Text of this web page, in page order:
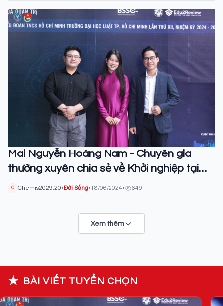
Mai Nguyễn Hoàng Nam - Chuyên gia
thường xuyên chia sẻ về Khởi nghiệp tại
các trường Đại học hàng đầu là Cựu học
C Chemis2029.20•Đời Sống•18/06/2024• 649
Xem thêm
★ BÀI VIẾT TUYỂN CHỌN